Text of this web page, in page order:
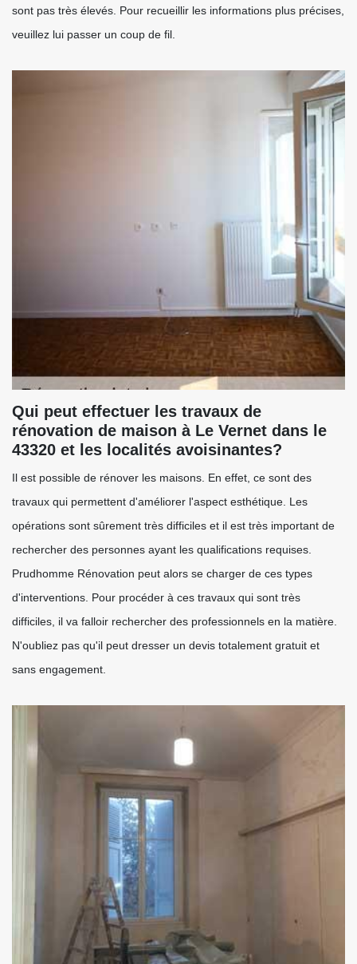
sont pas très élevés. Pour recueillir les informations plus précises,
veuillez lui passer un coup de fil.
Qui peut effectuer les travaux de
rénovation de maison à Le Vernet dans le
43320 et les localités avoisinantes?
Il est possible de rénover les maisons. En effet, ce sont des
travaux qui permettent d'améliorer l'aspect esthétique. Les
opérations sont sûrement très difficiles et il est très important de
rechercher des personnes ayant les qualifications requises.
Prudhomme Rénovation peut alors se charger de ces types
d'interventions. Pour procéder à ces travaux qui sont très
difficiles, il va falloir rechercher des professionnels en la matière.
N'oubliez pas qu'il peut dresser un devis totalement gratuit et
sans engagement.